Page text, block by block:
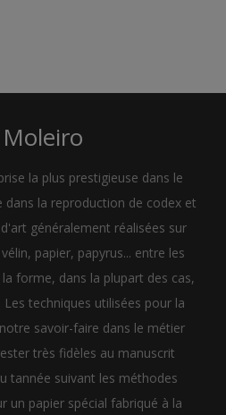
la plus prestigieuse dans le
dans la reproduction de codex et
généralement réalisées sur
papier, papyrus... entre les
forme, dans la plupart des cas,
techniques utilisées pour la
savoir-faire dans le métier
très fidèles au manuscrit
tannée suivant les méthodes
un papier spécial fabriqué à la